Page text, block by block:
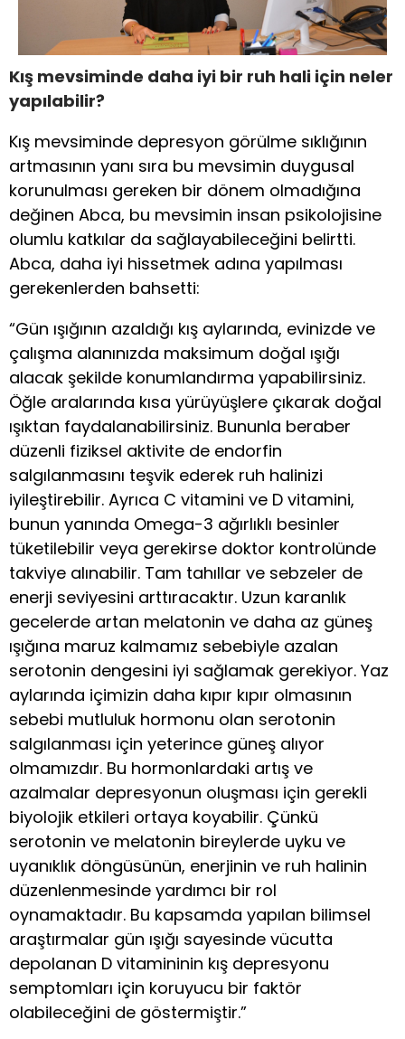
Kış mevsiminde daha iyi bir ruh hali için neler
yapılabilir?
Kış mevsiminde depresyon görülme sıklığının
artmasının yanı sıra bu mevsimin duygusal
korunulması gereken bir dönem olmadığına
değinen Abca, bu mevsimin insan psikolojisine
olumlu katkılar da sağlayabileceğini belirtti.
Abca, daha iyi hissetmek adına yapılması
gerekenlerden bahsetti:
“Gün ışığının azaldığı kış aylarında, evinizde ve
çalışma alanınızda maksimum doğal ışığı
alacak şekilde konumlandırma yapabilirsiniz.
Öğle aralarında kısa yürüyüşlere çıkarak doğal
ışıktan faydalanabilirsiniz. Bununla beraber
düzenli fiziksel aktivite de endorfin
salgılanmasını teşvik ederek ruh halinizi
iyileştirebilir. Ayrıca C vitamini ve D vitamini,
bunun yanında Omega-3 ağırlıklı besinler
tüketilebilir veya gerekirse doktor kontrolünde
takviye alınabilir. Tam tahıllar ve sebzeler de
enerji seviyesini arttıracaktır. Uzun karanlık
gecelerde artan melatonin ve daha az güneş
ışığına maruz kalmamız sebebiyle azalan
serotonin dengesini iyi sağlamak gerekiyor. Yaz
aylarında içimizin daha kıpır kıpır olmasının
sebebi mutluluk hormonu olan serotonin
salgılanması için yeterince güneş alıyor
olmamızdır. Bu hormonlardaki artış ve
azalmalar depresyonun oluşması için gerekli
biyolojik etkileri ortaya koyabilir. Çünkü
serotonin ve melatonin bireylerde uyku ve
uyanıklık döngüsünün, enerjinin ve ruh halinin
düzenlenmesinde yardımcı bir rol
oynamaktadır. Bu kapsamda yapılan bilimsel
araştırmalar gün ışığı sayesinde vücutta
depolanan D vitamininin kış depresyonu
semptomları için koruyucu bir faktör
olabileceğini de göstermiştir.”